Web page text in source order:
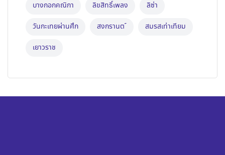
บางกอกคณิกา ลิขสิทธิ์เพลง ลิซ่า
วันกะเทยผ่านศึก สงกรานต ์ สมรสเท่าเทียม
เยาวราช